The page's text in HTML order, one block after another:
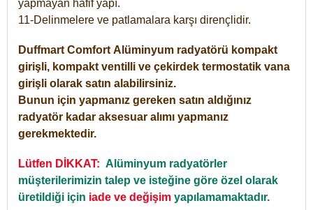
yapmayan hafif yapı.
11-Delinmelere ve patlamalara karşı dirençlidir.
Duffmart Comfort Alüminyum radyatörü kompakt
girişli, kompakt ventilli ve çekirdek termostatik vana
girişli olarak satın alabilirsiniz.
Bunun için yapmanız gereken satın aldığınız
radyatör kadar aksesuar alımı yapmanız
gerekmektedir.
Lütfen DİKKAT: Alüminyum radyatörler
müşterilerimizin talep ve isteğine göre özel olarak
üretildiği için iade ve değişim yapılamamaktadır.